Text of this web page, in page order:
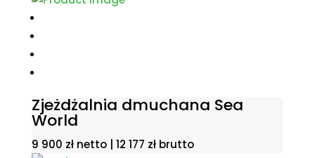
Zjeżdżalnia dmuchana Sea
World
9 900 zł netto | 12 177 złbrutto